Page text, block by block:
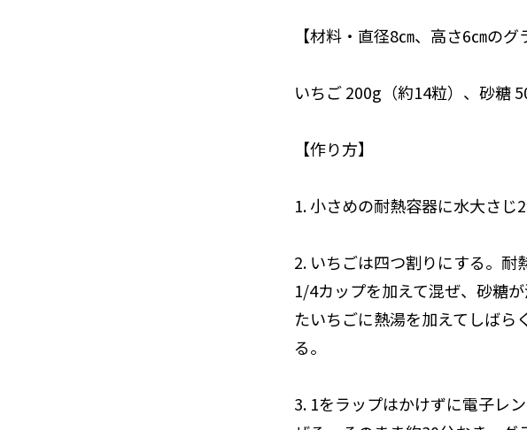
【材料・直径8㎝、高さ6㎝のグ
いちご 200g（約14粒）、砂糖
【作り方】
1. 小さめの耐熱容器に水大さじ
2. いちごは四つ割りにする。耐
1/4カップを加えて混ぜ、砂糖
たいちごに熱湯を加えてしばら
る。
3. 1をラップはかけずに電子レ